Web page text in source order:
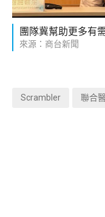
團隊冀幫助更多有
來源：商台新聞
Scrambler 聯合